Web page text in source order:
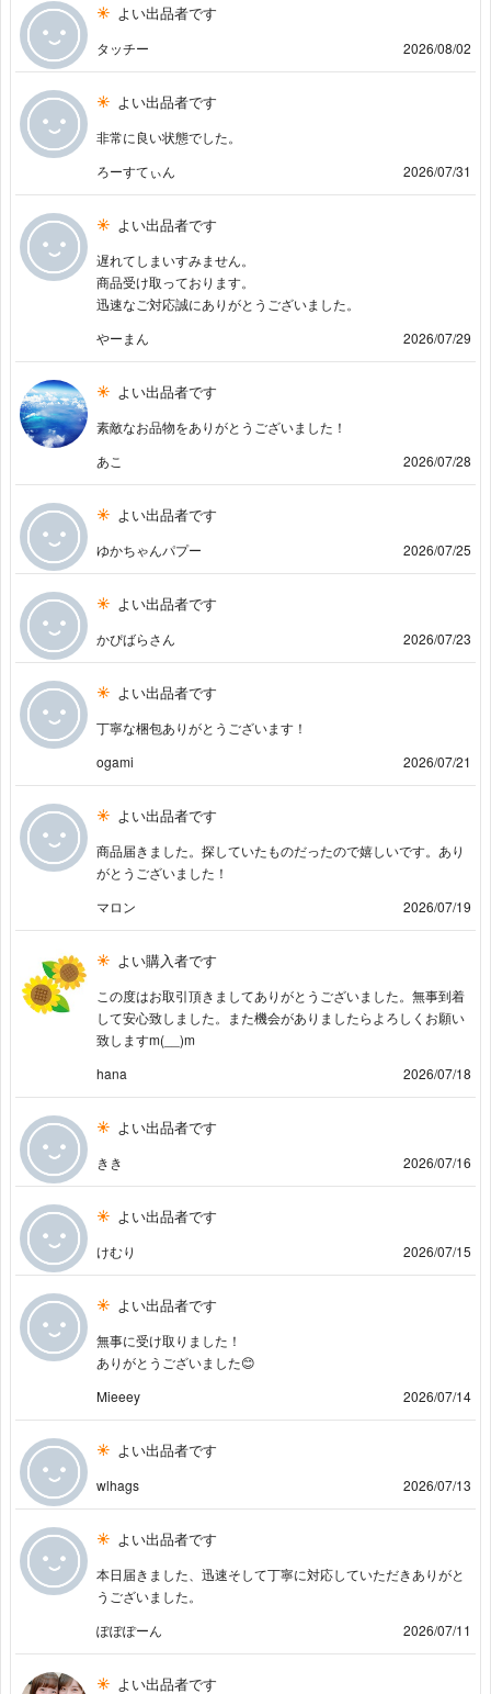
よい出品者です
タッチー 2026/08/02
よい出品者です
非常に良い状態でした。
ろーすてぃん
2026/07/31
よい出品者です
遅れてしまいすみません。
商品受け取っております。
迅速なご対応誠にありがとうございました。
やーまん
2026/07/29
よい出品者です
素敵なお品物をありがとうございました！
あこ
2026/07/28
よい出品者です
ゆかちゃんパプー 2026/07/25
よい出品者です
かぴばらさん 2026/07/23
よい出品者です
丁寧な梱包ありがとうございます！
ogami
2026/07/21
よい出品者です
商品届きました。探していたものだったので嬉しいです。あり
がとうございました！
マロン
2026/07/19
よい購入者です
この度はお取引頂きましてありがとうございました。無事到着
して安心致しました。また機会がありましたらよろしくお願い
致しますm(__)m
hana
2026/07/18
よい出品者です
きき 2026/07/16
よい出品者です
けむり 2026/07/15
よい出品者です
無事に受け取りました！
ありがとうございました😊
Mieeey
2026/07/14
よい出品者です
wlhags 2026/07/13
よい出品者です
本日届きました、迅速そして丁寧に対応していただきありがと
うございました。
ぽぽぽーん
2026/07/11
よい出品者です